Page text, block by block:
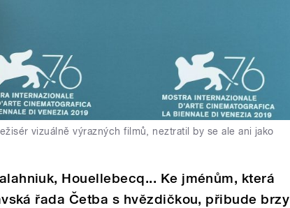
vizuálně výrazných filmů, neztratil by se ale ani jako
Houellebecq... Ke jménům, která
řada Četba s hvězdičkou, přibude brzy